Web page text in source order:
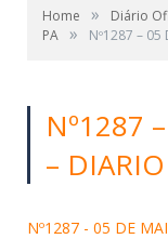
Home »
Diário
PA » Nº1287 – 05
Nº1287
–
Nº1287 - 05 DE